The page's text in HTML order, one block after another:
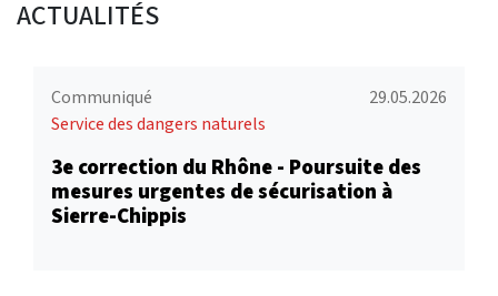
ACTUALITÉS
Communiqué
29.05.2026
Service des dangers naturels
3e correction du Rhône - Poursuite des
mesures urgentes de sécurisation à
Sierre-Chippis